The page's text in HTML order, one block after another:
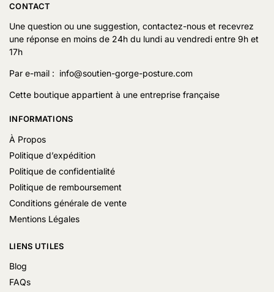
CONTACT
Une question ou une suggestion, contactez-nous et recevrez
une réponse en moins de 24h du lundi au vendredi entre 9h et
17h
Par e-mail : info@soutien-gorge-posture.com
Cette boutique appartient à une entreprise française
INFORMATIONS
À Propos
Politique d’expédition
Politique de confidentialité
Politique de remboursement
Conditions générale de vente
Mentions Légales
LIENS UTILES
Blog
FAQs